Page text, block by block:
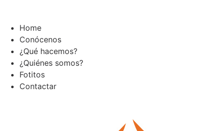
Home
Conócenos
¿Qué hacemos?
¿Quiénes somos?
Fotitos
Contactar